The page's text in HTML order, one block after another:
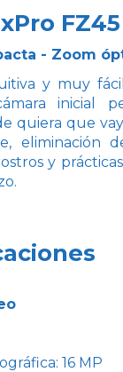
FZ45
- Zoom
y muy
inicial
quiera que
eliminación
y
16 MP